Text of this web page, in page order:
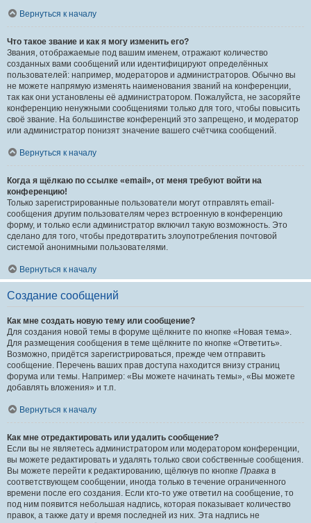
Вернуться к началу
Что такое звание и как я могу изменить его?
Звания, отображаемые под вашим именем, отражают количество
созданных вами сообщений или идентифицируют определённых
пользователей: например, модераторов и администраторов. Обычно вы
не можете напрямую изменять наименования званий на конференции,
так как они установлены её администратором. Пожалуйста, не засоряйте
конференцию ненужными сообщениями только для того, чтобы повысить
своё звание. На большинстве конференций это запрещено, и модератор
или администратор понизят значение вашего счётчика сообщений.
Вернуться к началу
Когда я щёлкаю по ссылке «email», от меня требуют войти на
конференцию!
Только зарегистрированные пользователи могут отправлять email-
сообщения другим пользователям через встроенную в конференцию
форму, и только если администратор включил такую возможность. Это
сделано для того, чтобы предотвратить злоупотребления почтовой
системой анонимными пользователями.
Вернуться к началу
Создание сообщений
Как мне создать новую тему или сообщение?
Для создания новой темы в форуме щёлкните по кнопке «Новая тема».
Для размещения сообщения в теме щёлкните по кнопке «Ответить».
Возможно, придётся зарегистрироваться, прежде чем отправить
сообщение. Перечень ваших прав доступа находится внизу страниц
форума или темы. Например: «Вы можете начинать темы», «Вы можете
добавлять вложения» и т.п.
Вернуться к началу
Как мне отредактировать или удалить сообщение?
Если вы не являетесь администратором или модератором конференции,
вы можете редактировать и удалять только свои собственные сообщения.
Вы можете перейти к редактированию, щёлкнув по кнопке Правка в
соответствующем сообщении, иногда только в течение ограниченного
времени после его создания. Если кто-то уже ответил на сообщение, то
под ним появится небольшая надпись, которая показывает количество
правок, а также дату и время последней из них. Эта надпись не